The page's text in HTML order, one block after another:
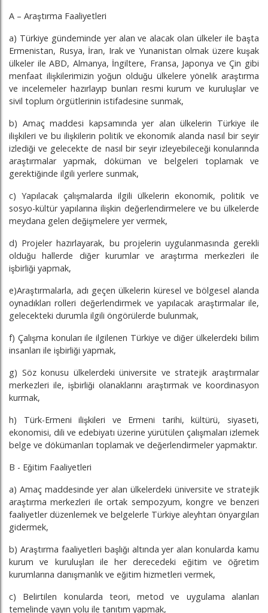
A – Araştırma Faaliyetleri
a) Türkiye gündeminde yer alan ve alacak olan ülkeler ile başta
Ermenistan, Rusya, İran, Irak ve Yunanistan olmak üzere kuşak
ülkeler ile ABD, Almanya, İngiltere, Fransa, Japonya ve Çin gibi
menfaat ilişkilerimizin yoğun olduğu ülkelere yönelik araştırma
ve incelemeler hazırlayıp bunları resmi kurum ve kuruluşlar ve
sivil toplum örgütlerinin istifadesine sunmak,
b) Amaç maddesi kapsamında yer alan ülkelerin Türkiye ile
ilişkileri ve bu ilişkilerin politik ve ekonomik alanda nasıl bir seyir
izlediği ve gelecekte de nasıl bir seyir izleyebileceği konularında
araştırmalar yapmak, döküman ve belgeleri toplamak ve
gerektiğinde ilgili yerlere sunmak,
c) Yapılacak çalışmalarda ilgili ülkelerin ekonomik, politik ve
sosyo-kültür yapılarına ilişkin değerlendirmelere ve bu ülkelerde
meydana gelen değişmelere yer vermek,
d) Projeler hazırlayarak, bu projelerin uygulanmasında gerekli
olduğu hallerde diğer kurumlar ve araştırma merkezleri ile
işbirliği yapmak,
e)Araştırmalarla, adı geçen ülkelerin küresel ve bölgesel alanda
oynadıkları rolleri değerlendirmek ve yapılacak araştırmalar ile,
gelecekteki durumla ilgili öngörülerde bulunmak,
f) Çalışma konuları ile ilgilenen Türkiye ve diğer ülkelerdeki bilim
insanları ile işbirliği yapmak,
g) Söz konusu ülkelerdeki üniversite ve stratejik araştırmalar
merkezleri ile, işbirliği olanaklarını araştırmak ve koordinasyon
kurmak,
h) Türk-Ermeni ilişkileri ve Ermeni tarihi, kültürü, siyaseti,
ekonomisi, dili ve edebiyatı üzerine yürütülen çalışmaları izlemek
belge ve dökümanları toplamak ve değerlendirmeler yapmaktır.
B - Eğitim Faaliyetleri
a) Amaç maddesinde yer alan ülkelerdeki üniversite ve stratejik
araştırma merkezleri ile ortak sempozyum, kongre ve benzeri
faaliyetler düzenlemek ve belgelerle Türkiye aleyhtarı önyargıları
gidermek,
b) Araştırma faaliyetleri başlığı altında yer alan konularda kamu
kurum ve kuruluşları ile her derecedeki eğitim ve öğretim
kurumlarına danışmanlık ve eğitim hizmetleri vermek,
c) Belirtilen konularda teori, metod ve uygulama alanları
temelinde yayın yolu ile tanıtım yapmak,